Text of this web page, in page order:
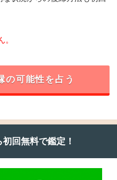
。
の可能性を占う
回無料で鑑定！